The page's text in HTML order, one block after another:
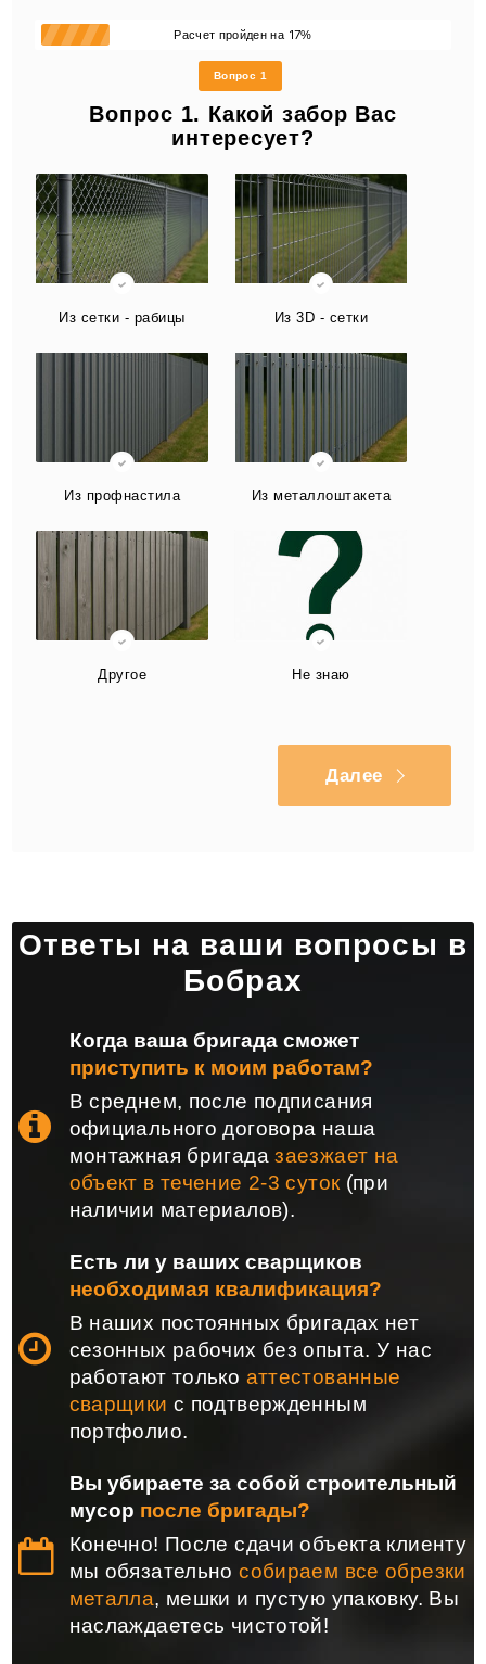
Расчет пройден на 17%
Вопрос 1
Вопрос 1. Какой забор Вас
интересует?
Из сетки - рабицы Из 3D - сетки
Из профнастила Из металлоштакета
Другое Не знаю
Далее
Ответы на ваши вопросы в
Бобрах
Когда ваша бригада сможет
приступить к моим работам?
В среднем, после подписания
официального договора наша
монтажная бригадазаезжает на
объект в течение 2-3 суток (при
наличии материалов).
Есть ли у ваших сварщиков
необходимая квалификация?
В наших постоянных бригадах нет
сезонных рабочих без опыта. У нас
работают только аттестованные
сварщики с подтвержденным
портфолио.
Вы убираете за собой строительный
мусор после бригады?
Конечно! После сдачи объекта клиенту
мы обязательнособираем все обрезки
металла, мешки и пустую упаковку. Вы
наслаждаетесь чистотой!